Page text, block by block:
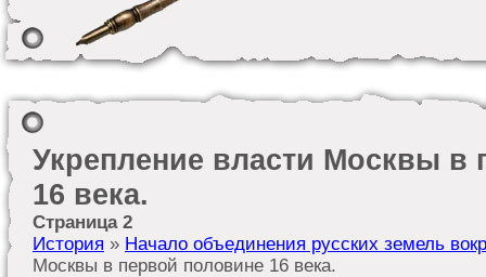
Укрепление власти Москвы в
16 века.
Страница 2
История » Начало объединения русских земель
Москвы в первой половине 16 века.